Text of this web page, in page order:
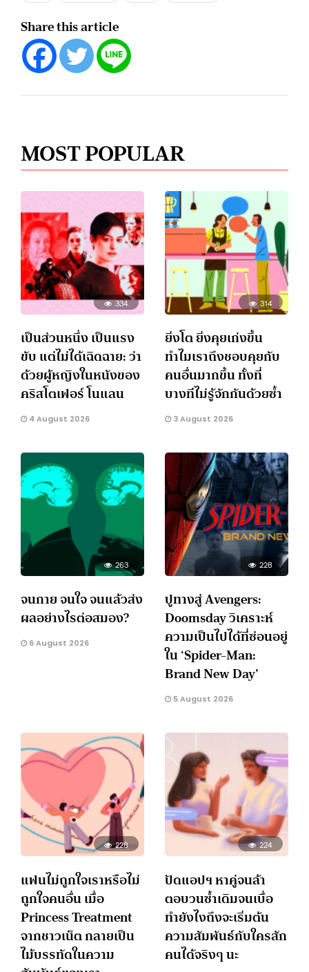
Share this article
MOST POPULAR
334
เป็นส่วนหนึ่ง เป็นแรง
ขับ แต่ไม่ได้เฉิดฉาย: ว่า
ด้วยผู้หญิงในหนังของ
คริสโตเฟอร์ โนแลน
4 August 2026
314
ยิ่งโต ยิ่งคุยเก่งขึ้น
ทำไมเราถึงชอบคุยกับ
คนอื่นมากขึ้น ทั้งที่
บางทีไม่รู้จักกันด้วยซ้ำ
3 August 2026
263
จนกาย จนใจ จนแล้วส่ง
ผลอย่างไรต่อสมอง?
6 August 2026
228
ปูทางสู่ Avengers:
Doomsday วิเคราะห์
ความเป็นไปได้ที่ซ่อนอยู่
ใน ‘Spider-Man:
Brand New Day’
5 August 2026
228
แฟนไม่ถูกใจเราหรือไม่
ถูกใจคนอื่น เมื่อ
Princess Treatment
จากชาวเน็ต กลายเป็น
ไม้บรรทัดในความ
224
ปัดแอปฯ หาคู่จนล้า
ตอบวนซ้ำเดิมจนเบื่อ
ทำยังไงถึงจะเริ่มต้น
ความสัมพันธ์กับใครสัก
คนได้จริงๆ นะ